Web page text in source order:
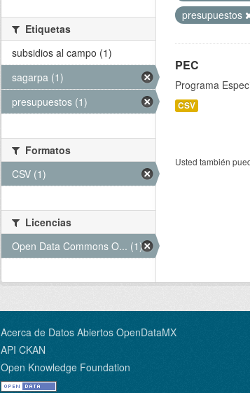
presupuestos
PEC
Programa
CSV
Usted también
Etiquetas
subsidios al campo (1)
sagarpa (1)
presupuestos (1)
Formatos
CSV (1)
Licencias
Open Data Commons O... (1)
Acerca de Datos Abiertos OpenDataMX
API CKAN
Open Knowledge Foundation